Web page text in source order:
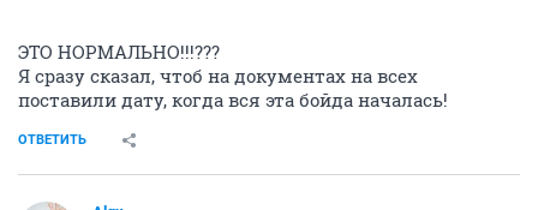
ЭТО НОРМАЛЬНО!!!???
Я сразу сказал, чтоб на документах на всех
поставили дату, когда вся эта бойда началась!
ОТВЕТИТЬ